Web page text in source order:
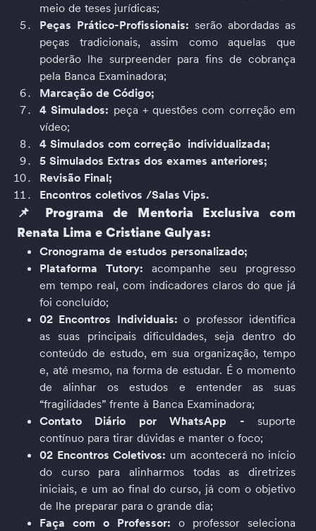
meio de teses jurídicas;
Peças Prático-Profissionais: serão abordadas as
peças tradicionais, assim como aquelas que
poderão lhe surpreender para fins de cobrança
pela Banca Examinadora;
Marcação de Código;
4 Simulados: peça + questões com correção em
vídeo;
4 Simulados com correção  individualizada;
5 Simulados Extras dos exames anteriores;
Revisão Final;
Encontros coletivos /Salas Vips.
📌 Programa de Mentoria Exclusiva com
Renata Lima e Cristiane Gulyas:
Cronograma de estudos personalizado;
Plataforma Tutory: acompanhe seu progresso
em tempo real, com indicadores claros do que já
foi concluído;
02 Encontros Individuais: o professor identifica
as suas principais dificuldades, seja dentro do
conteúdo de estudo, em sua organização, tempo
e, até mesmo, na forma de estudar. É o momento
de alinhar os estudos e entender as suas
“fragilidades” frente à Banca Examinadora;
Contato Diário por WhatsApp - suporte
contínuo para tirar dúvidas e manter o foco;
02 Encontros Coletivos: um acontecerá no início
do curso para alinharmos todas as diretrizes
iniciais, e um ao final do curso, já com o objetivo
de lhe preparar para o grande dia;
Faça com o Professor: o professor seleciona